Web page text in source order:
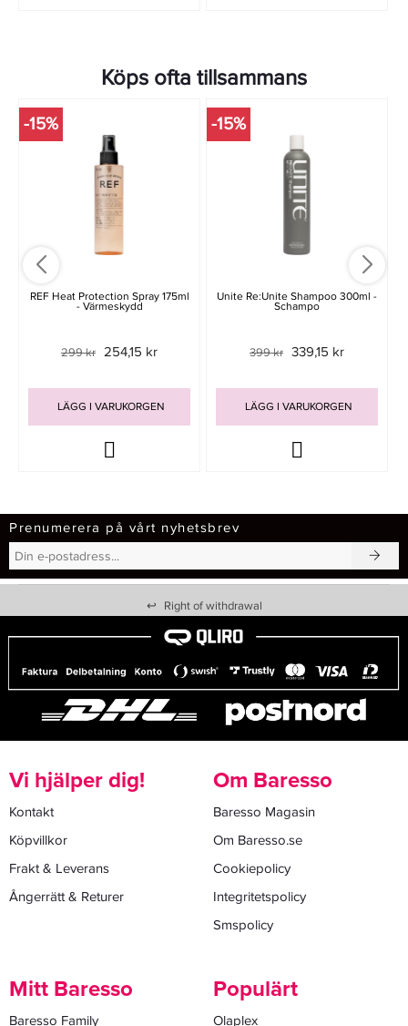
Köps ofta tillsammans
-15%
REF Heat Protection Spray 175ml
- Värmeskydd
299 kr 254,15 kr
LÄGG I VARUKORGEN
-15%
Unite Re:Unite Shampoo 300ml -
Schampo
399 kr 339,15 kr
LÄGG I VARUKORGEN
Prenumerera på vårt nyhetsbrev
↩ Right of withdrawal
Vi hjälper dig!
Kontakt
Köpvillkor
Frakt & Leverans
Ångerrätt & Returer
Om Baresso
Baresso Magasin
Om Baresso.se
Cookiepolicy
Integritetspolicy
Smspolicy
Mitt Baresso
Baresso Family
Populärt
Olaplex